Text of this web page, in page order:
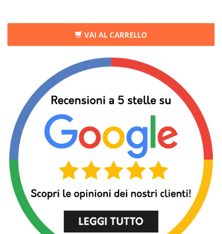
VAI AL CARRELLO